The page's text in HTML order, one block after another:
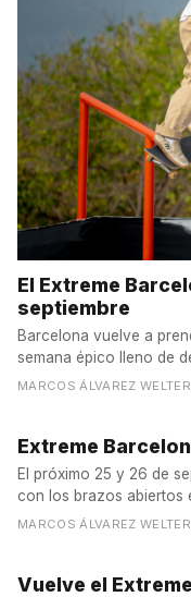
El Extreme
septiembre
Barcelona vuelve a
semana épico lleno de
MARCOS ÁLVAREZ
Extreme
El próximo 25 y 26 de
con los brazos abiertos
MARCOS ÁLVAREZ
Vuelve el